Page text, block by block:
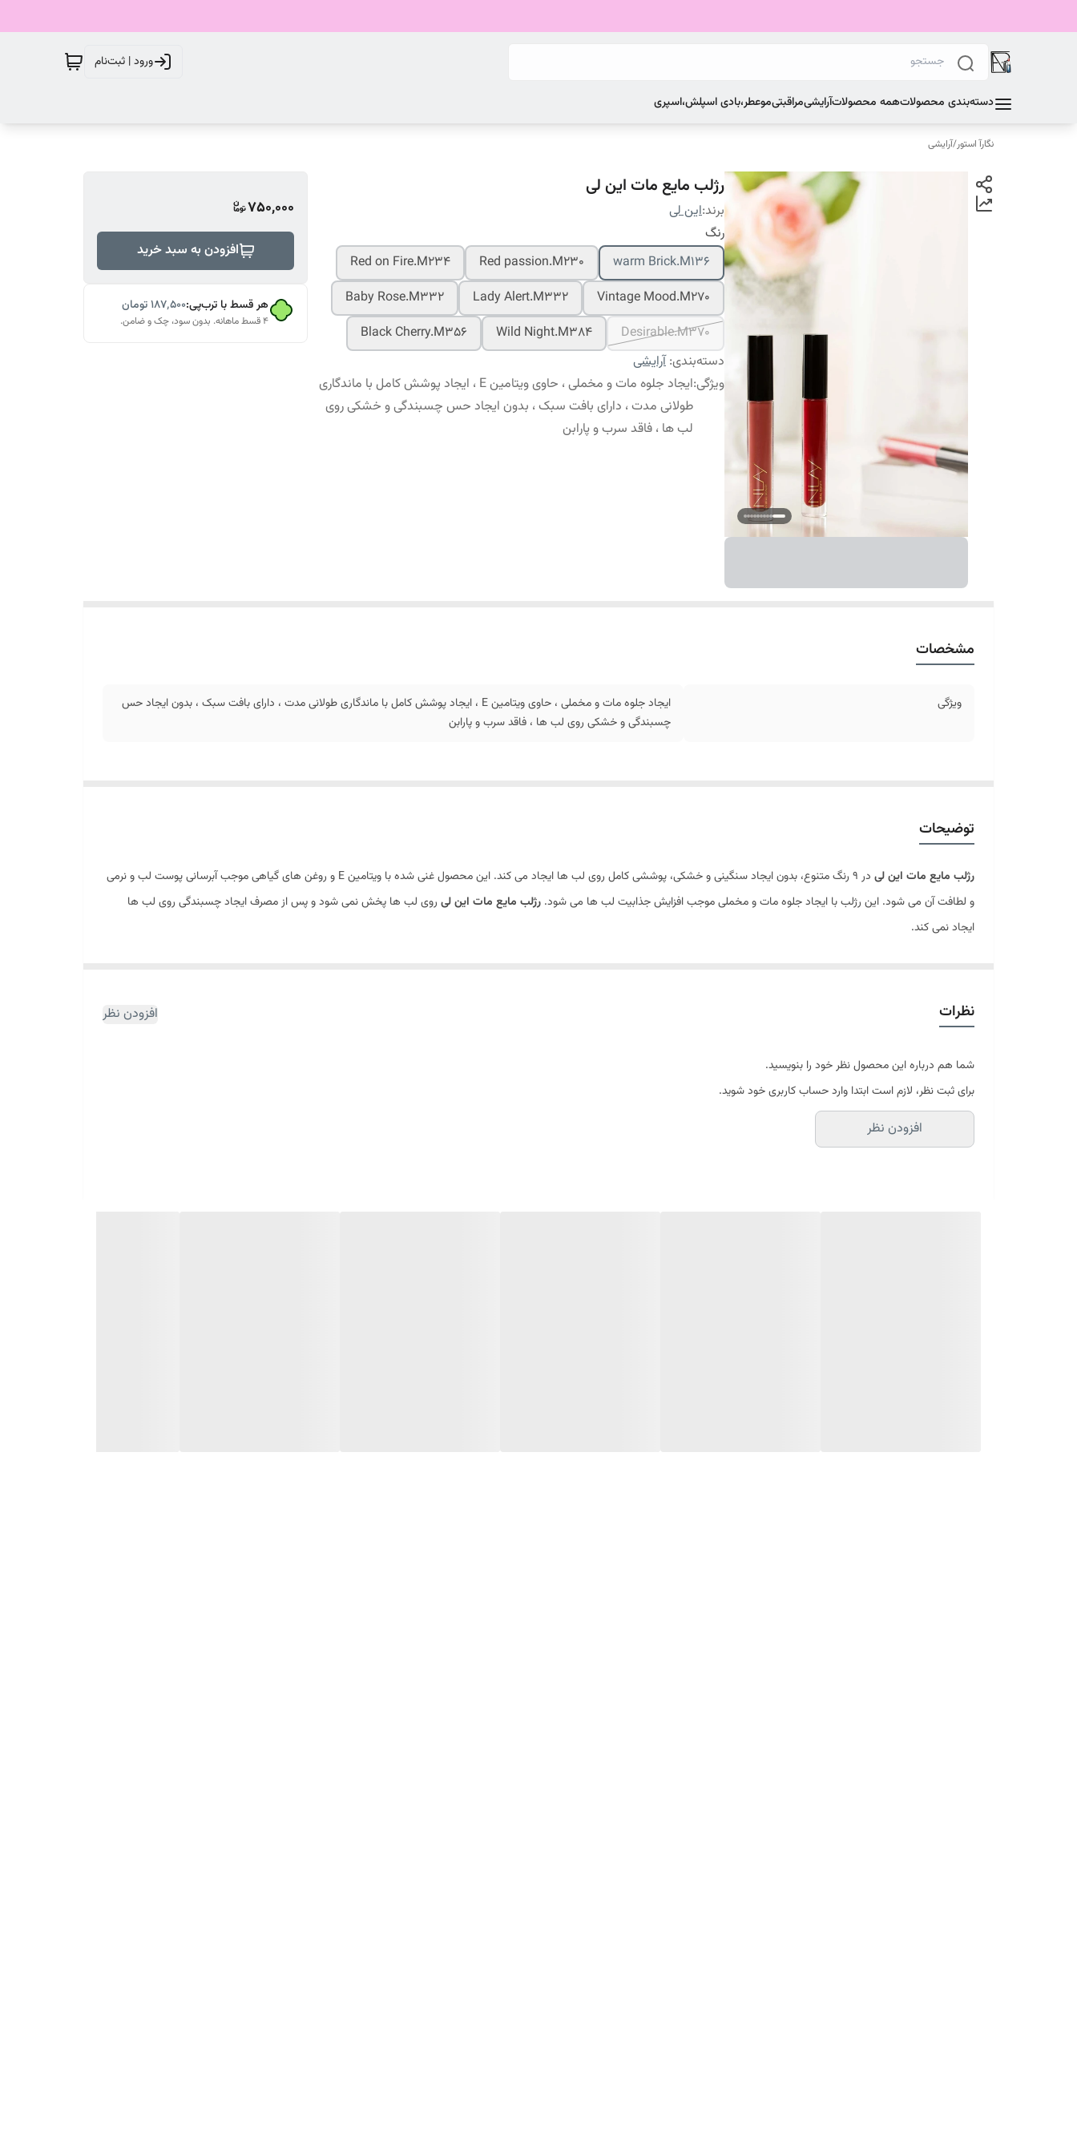
ورود | ثبت‌نام
دسته‌بندی محصولاتهمه محصولاتآرایشیمراقبتیموعطر،بادی اسپلش،اسپری
نگارآ استور/آرایشی
رژلب مایع مات این لی
برند:این لی
رنگ
warm Brick.M136
Red passion.M230
Red on Fire.M234
Vintage Mood.M270
Lady Alert.M332
Baby Rose.M332
Desirable.M370
Wild Night.M384
Black Cherry.M356
دسته‌بندی:آرایشی
ویژگی:
ایجاد جلوه مات و مخملی ، حاوی ویتامین E ، ایجاد پوشش کامل با ماندگاری
طولانی مدت ، دارای بافت سبک ، بدون ایجاد حس چسبندگی و خشکی روی
لب ها ، فاقد سرب و پارابن
750,000
افزودن به سبد خرید
هر قسط با ترب‌پی:۱۸۷٬۵۰۰تومان
۴ قسط ماهانه. بدون سود، چک و ضامن.
مشخصات
ویژگی
ایجاد جلوه مات و مخملی ، حاوی ویتامین E ، ایجاد پوشش کامل با ماندگاری طولانی مدت ، دارای بافت سبک ، بدون ایجاد حس
چسبندگی و خشکی روی لب ها ، فاقد سرب و پارابن
توضیحات
رژلب مایع مات این لی
در 9 رنگ متنوع، بدون ایجاد سنگینی و خشکی، پوششی کامل روی لب ها ایجاد می کند. این محصول غنی شده با ویتامین E و روغن های گیاهی موجب آبرسانی پوست لب و نرمی
و لطافت آن می شود. این رژلب با ایجاد جلوه مات و مخملی موجب افزایش جذابیت لب ها می شود. رژلب مایع مات این لی روی لب ها پخش نمی شود و پس از مصرف ایجاد چسبندگی روی لب ها
ایجاد نمی کند.
نظرات افزودن نظر
شما هم درباره این محصول نظر خود را بنویسید.
برای ثبت نظر، لازم است ابتدا وارد حساب کاربری خود شوید.
افزودن نظر